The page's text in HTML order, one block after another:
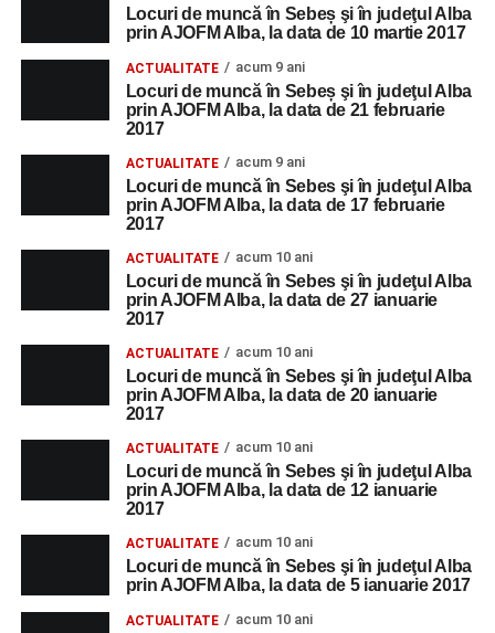
Locuri de muncă în Sebeș şi în judeţul Alba
prin AJOFM Alba, la data de 10 martie 2017
ACTUALITATE acum 9 ani
Locuri de muncă în Sebeș şi în judeţul Alba
prin AJOFM Alba, la data de 21 februarie
2017
ACTUALITATE acum 9 ani
Locuri de muncă în Sebes şi în judeţul Alba
prin AJOFM Alba, la data de 17 februarie
2017
ACTUALITATE acum 10 ani
Locuri de muncă în Sebes şi în judeţul Alba
prin AJOFM Alba, la data de 27 ianuarie
2017
ACTUALITATE acum 10 ani
Locuri de muncă în Sebes şi în judeţul Alba
prin AJOFM Alba, la data de 20 ianuarie
2017
ACTUALITATE acum 10 ani
Locuri de muncă în Sebes şi în judeţul Alba
prin AJOFM Alba, la data de 12 ianuarie
2017
ACTUALITATE acum 10 ani
Locuri de muncă în Sebes şi în judeţul Alba
prin AJOFM Alba, la data de 5 ianuarie 2017
ACTUALITATE acum 10 ani